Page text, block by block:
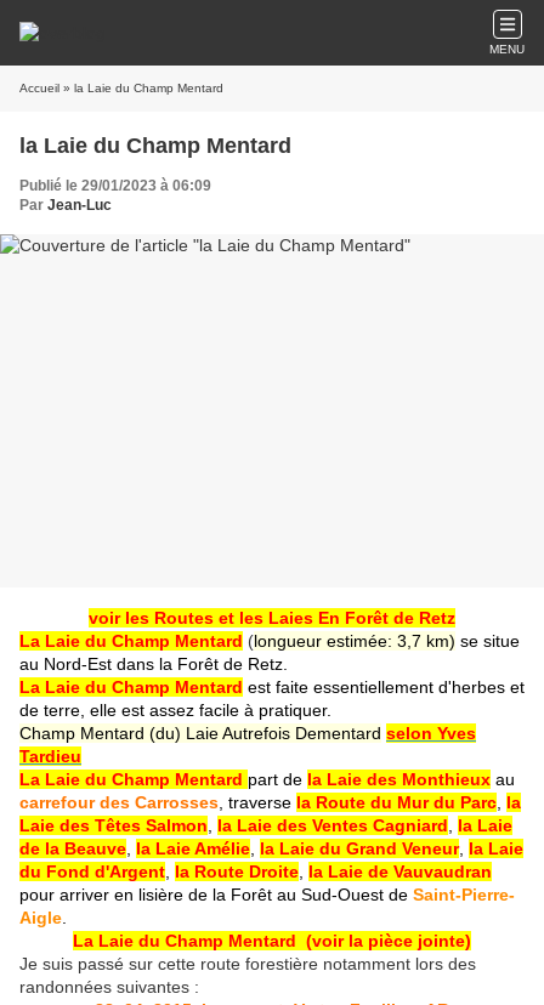
MENU
Accueil » la Laie du Champ Mentard
la Laie du Champ Mentard
Publié le 29/01/2023 à 06:09
Par Jean-Luc
voir les Routes et les Laies En Forêt de Retz
La Laie du Champ Mentard (longueur estimée: 3,7 km) se situe
au Nord-Est dans la Forêt de Retz
La Laie du Champ Mentard est faite essentiellement d'herbes et
de terre, elle est assez facile à pratiquer.
Champ Mentard (du) Laie Autrefois Dementard selon Yves
Tardieu
La Laie du Champ Mentard part de la Laie des Monthieux au
carrefour des Carrosses , traverse la Route du Mur du Parc la
Laie des Têtes Salmon
la Laie des Ventes Cagniard
la Laie
de la Beauve la Laie Amélie la Laie du Grand Veneur, la Laie
du Fond d'Argent la Route Droite la Laie de Vauvaudran
pour arriver en lisière de la Forêt au Sud-Ouest de Saint-Pierre-
Aigle
La Laie du Champ Mentard (voir la pièce jointe)
Je suis passé sur cette route forestière notamment lors des
randonnées suivantes :